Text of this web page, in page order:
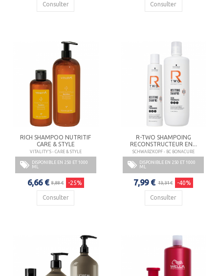
Consulter Consulter
RICH SHAMPOO NUTRITIF
CARE & STYLE
VITALITY'S - CARE & STYLE
DISPONIBLE EN 250 ET 1000
ML
6,66 € 8,88 € -25%
Consulter
R-TWO SHAMPOING
RECONSTRUCTEUR EN...
SCHWARZKOPF - BC BONACURE
DISPONIBLE EN 250 ET 1000
ML
7,99 € 13,31 € -40%
Consulter